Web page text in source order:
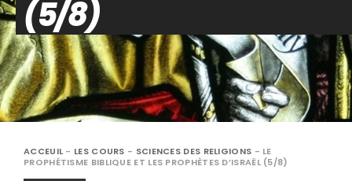
(5/8)
ACCEUIL - LES COURS - SCIENCES DES RELIGIONS - LE
PROPHÉTISME BIBLIQUE ET LES PROPHÈTES D’ISRAËL (5/8)